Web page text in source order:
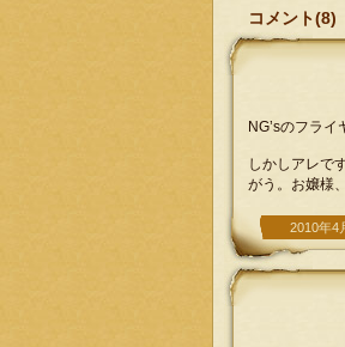
コメント(8)
NG’sのフライ
しかしアレで
がう。お嬢様
2010年4